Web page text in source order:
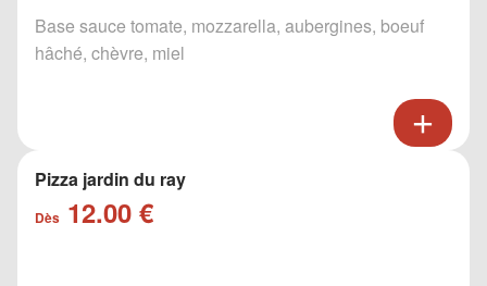
Base sauce tomate, mozzarella, aubergines, boeuf
hâché, chèvre, miel
Pizza jardin du ray
Dès 12.00 €